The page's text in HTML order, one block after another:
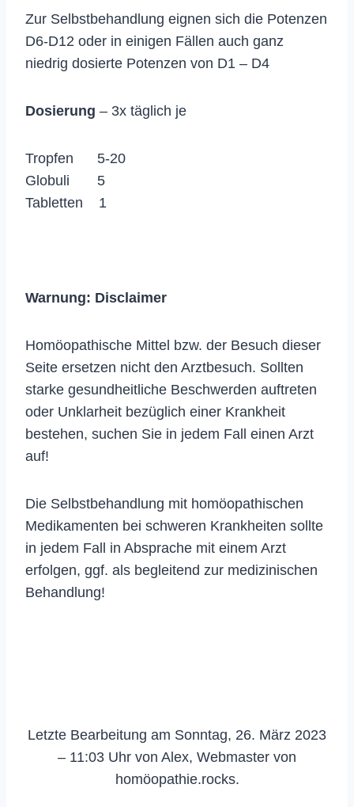
Zur Selbstbehandlung eignen sich die Potenzen
D6-D12 oder in einigen Fällen auch ganz
niedrig dosierte Potenzen von D1 – D4
Dosierung – 3x täglich je
Tropfen 5-20
Globuli 5
Tabletten 1
Warnung: Disclaimer
Homöopathische Mittel bzw. der Besuch dieser
Seite ersetzen nicht den Arztbesuch. Sollten
starke gesundheitliche Beschwerden auftreten
oder Unklarheit bezüglich einer Krankheit
bestehen, suchen Sie in jedem Fall einen Arzt
auf!
Die Selbstbehandlung mit homöopathischen
Medikamenten bei schweren Krankheiten sollte
in jedem Fall in Absprache mit einem Arzt
erfolgen, ggf. als begleitend zur medizinischen
Behandlung!
Letzte Bearbeitung am Sonntag, 26. März 2023
– 11:03 Uhr von Alex, Webmaster von
homöopathie.rocks.